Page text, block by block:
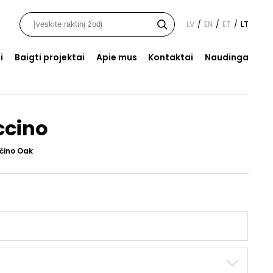
Baigti projektai Apie mus Kontaktai Naudinga
LV / EN / ET / LT
Oak